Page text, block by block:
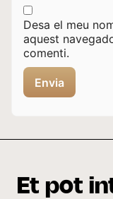
Desa el meu
aquest
comenti.
Et pot